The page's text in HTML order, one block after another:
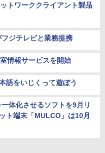
トワーククライアント製品
ジテレビと業務提携
情報サービスを開始
語をいじくって遊ぼう
体化させるソフトを9月リ
ト端末「MULCO」は10月